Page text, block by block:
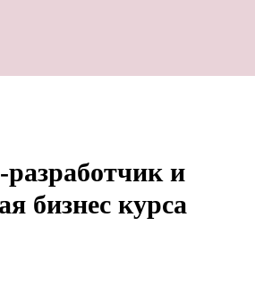
и
бизнес курса